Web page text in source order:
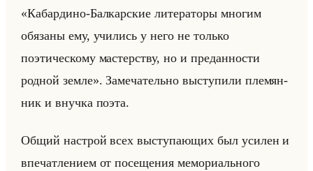
«Кабардино-Балкарские литераторы многим
обязаны ему, учились у него не только
поэтическому мастерству, но и преданности
родной земле». За­ме­ча­тельно вы­сту­пи­ли пле­мян­
ник и внуч­ка поэта.
Общий на­строй всех вы­сту­па­ющих был уси­лен и
впе­чат­ле­ни­ем от по­се­ще­ния ме­мо­ри­ально­го